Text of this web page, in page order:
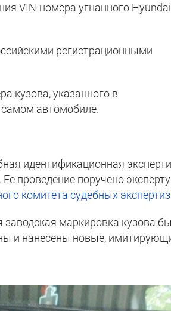
VIN-номера угнанного Hyundai
регистрационными
кузова, указанного в
самом автомобиле.
идентификационная
проведение поручено эксперту
комитета судебных экспертиз
маркировка кузова
и нанесены новые,